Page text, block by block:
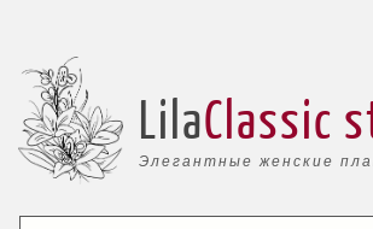
Элегантные женские
LilaClassic